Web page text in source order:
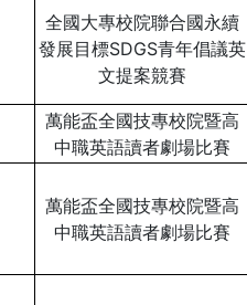
全國大專校院聯合國永續
發展目標SDGS青年倡議英
文提案競賽
萬能盃全國技專校院暨高
中職英語讀者劇場比賽
萬能盃全國技專校院暨高
中職英語讀者劇場比賽